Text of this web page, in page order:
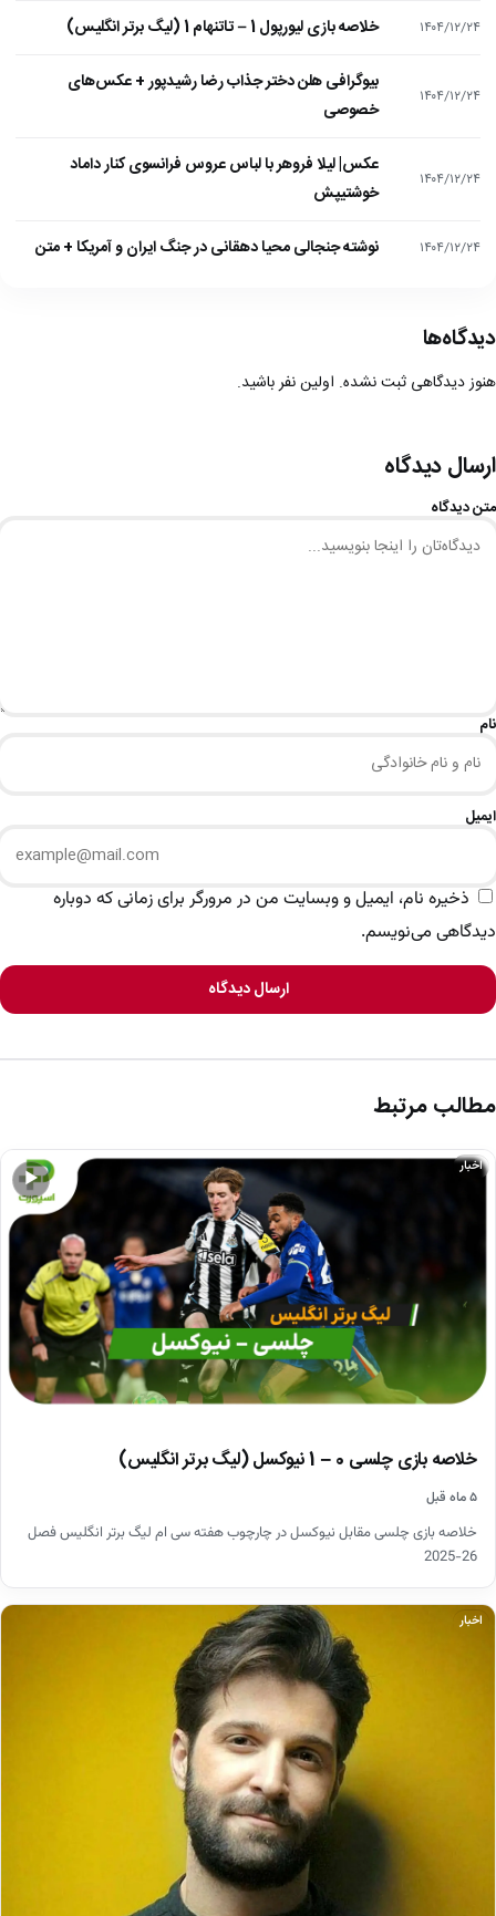
۱۴۰۴/۱۲/۲۴ خلاصه بازی لیورپول 1 – تاتنهام 1 (لیگ برتر انگلیس)
۱۴۰۴/۱۲/۲۴
بیوگرافی هلن دختر جذاب رضا رشیدپور + عکس‌های
خصوصی
۱۴۰۴/۱۲/۲۴
عکس| لیلا فروهر با لباس عروس فرانسوی کنار داماد
خوشتیپش
۱۴۰۴/۱۲/۲۴ نوشته جنجالی محیا دهقانی در جنگ ایران و آمریکا + متن
دیدگاه‌ها
هنوز دیدگاهی ثبت نشده. اولین نفر باشید.
ارسال دیدگاه
متن دیدگاه
نام
ایمیل
ذخیره نام، ایمیل و وبسایت من در مرورگر برای زمانی که دوباره
دیدگاهی می‌نویسم.
ارسال دیدگاه
مطالب مرتبط
▶
اخبار
خلاصه بازی چلسی 0 – 1 نیوکسل (لیگ برتر انگلیس)
۵ ماه قبل
خلاصه بازی چلسی مقابل نیوکسل در چارچوب هفته سی ام لیگ برتر انگلیس فصل
26-2025
اخبار